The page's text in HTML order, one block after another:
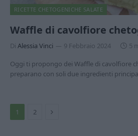
RICETTE CHETOGENICHE SALATE
Waffle di cavolfiore
Di Alessia Vinci 9 Febbraio 2024
5
Oggi ti propongo dei Waffle di cavolfiore
preparano con soli due ingredienti
1 2 Prossimo